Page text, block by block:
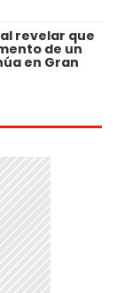
revelar que
de un
en Gran